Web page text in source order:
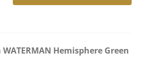
Hemisphere Green